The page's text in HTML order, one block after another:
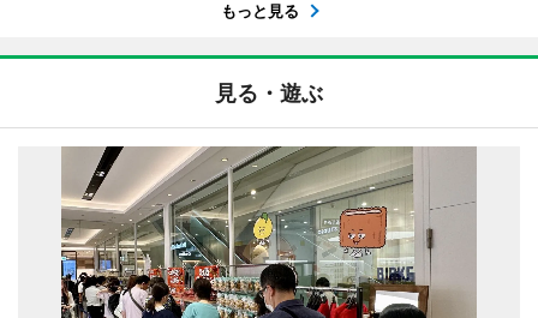
もっと見る
見る・遊ぶ